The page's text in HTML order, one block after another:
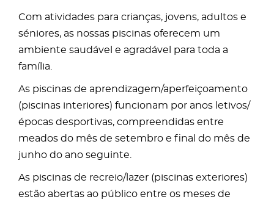
Com atividades para crianças, jovens, adultos e
séniores, as nossas piscinas oferecem um
ambiente saudável e agradável para toda a
família.
As piscinas de aprendizagem/aperfeiçoamento
(piscinas interiores) funcionam por anos letivos/
épocas desportivas, compreendidas entre
meados do mês de setembro e final do mês de
junho do ano seguinte.
As piscinas de recreio/lazer (piscinas exteriores)
estão abertas ao público entre os meses de